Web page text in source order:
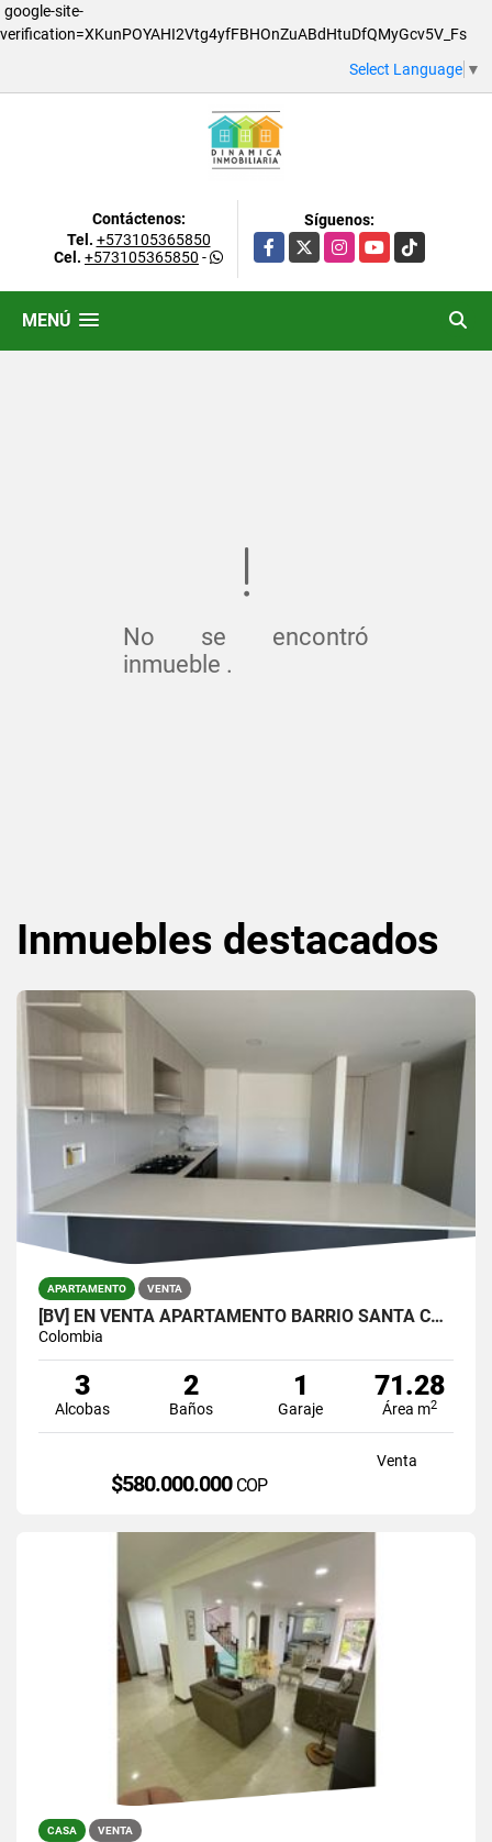
google-site-
verification=XKunPOYAHI2Vtg4yfFBHOnZuABdHtuDfQMyGcv5V_Fs
Select Language ▼
Contáctenos:
Tel. +573105365850
Cel. +573105365850 -
Síguenos:
Facebook
X InstagramYouTubeTikTok
MENÚ
No se encontró
inmueble .
Inmuebles destacados
APARTAMENTO VENTA
[BV] EN VENTA APARTAMENTO BARRIO SANTA CATALINA, SURAMÉRICA, ITAGÜÍ
Colombia
3
Alcobas
2
Baños
1
Garaje
71.28
Área m2
Venta
$580.000.000 COP
CASA VENTA